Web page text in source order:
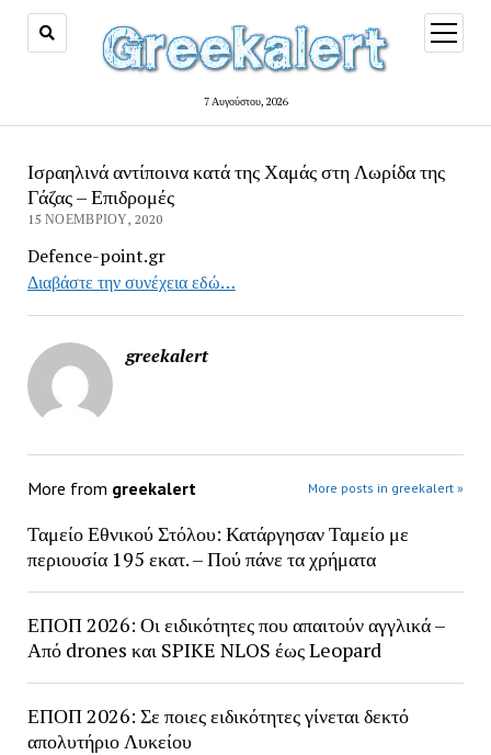
7 Αυγούστου, 2026
open
menu
Ισραηλινά αντίποινα κατά της Χαμάς στη Λωρίδα της
Γάζας – Επιδρομές
15 ΝΟΕΜΒΡΊΟΥ, 2020
Defence-point.gr
Διαβάστε την συνέχεια εδώ…
greekalert
More from greekalert More posts in greekalert »
Ταμείο Εθνικού Στόλου: Κατάργησαν Ταμείο με
περιουσία 195 εκατ. – Πού πάνε τα χρήματα
ΕΠΟΠ 2026: Οι ειδικότητες που απαιτούν αγγλικά –
Από drones και SPIKE NLOS έως Leopard
ΕΠΟΠ 2026: Σε ποιες ειδικότητες γίνεται δεκτό
απολυτήριο Λυκείου